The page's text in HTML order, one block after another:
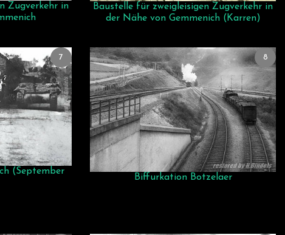
Zugverkehr in
Baustelle für zweigleisigen Zugverkehr in
der Nähe von Gemmenich (Karren)
(September
7
Biffurkation Botzelaer
8